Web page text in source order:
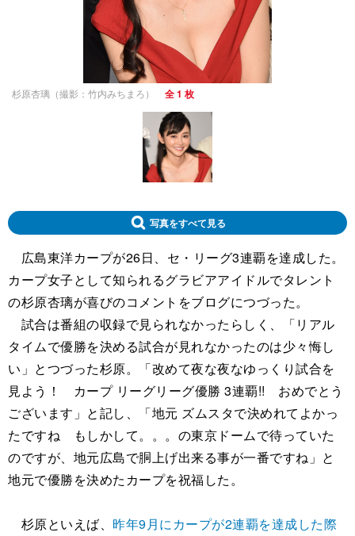
杉原杏璃（撮影：竹内みちまろ） 全 1 枚
写真をすべて見る
広島東洋カープが26日、セ・リーグ3連覇を達成した。
カープ女子として知られるグラビアアイドルでタレント
の杉原杏璃が喜びのコメントをブログにつづった。
試合は番組の収録で見られなかったらしく、「リアル
タイムで優勝を決める試合が見れなかったのは少々悔し
い」とつづった杉原。「改めて夜な夜なゆっくり試合を
見よう！ カープ リーグリーグ優勝 3連覇!! おめでとう
ございます」と記し、「地元 ズムスタで決めれてよかっ
たですね もしかして。。。の東京ドームで待っていた
のですが、地元広島で胴上げ出来る事が一番ですね」と
地元で優勝を決めたカープを祝福した。
杉原といえば、 昨年9月にカープが2連覇を達成した際